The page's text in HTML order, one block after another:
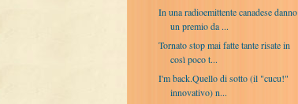
In una radioemittente canadese danno
un premio da ...
Tornato stop mai fatte tante risate in
così poco t...
I'm back.Quello di sotto (il "cucu!"
innovativo) n...